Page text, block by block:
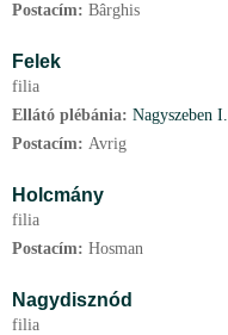
Postacím: Bârghis
Felek
filia
Ellátó plébánia: Nagyszeben I.
Postacím: Avrig
Holcmány
filia
Postacím: Hosman
Nagydisznód
filia